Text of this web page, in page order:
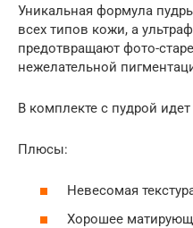
Уникальная формула
всех типов кожи, а
предотвращают фото-
нежелательной
В комплекте с пудрой идет
Плюсы:
Невесомая
Хорошее